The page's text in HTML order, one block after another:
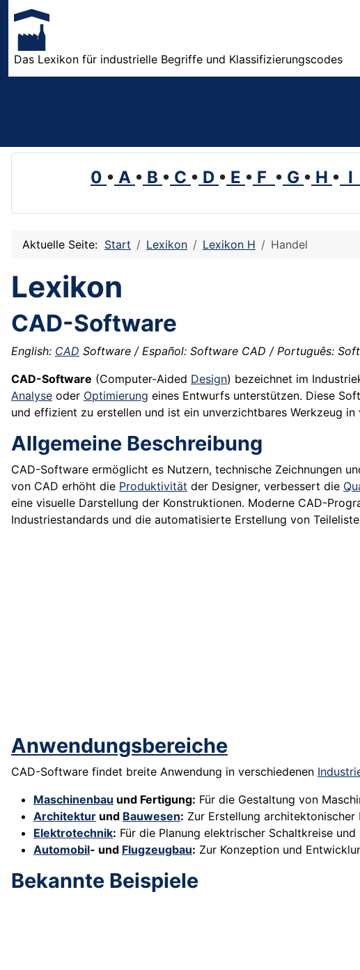
Das Lexikon für industrielle Begriffe und Klassifizierungscodes
0 • A • B • C • D • E • F • G • H • I
Aktuelle Seite: Start Lexikon Lexikon H Handel
Lexikon
CAD-Software
English: CAD Software / Español: Software CAD / Português:
CAD-Software (Computer-Aided Design) bezeichnet im
Analyse oder Optimierung eines Entwurfs unterstützen. Diese
und effizient zu erstellen und ist ein unverzichtbares Werkzeug in
Allgemeine Beschreibung
CAD-Software ermöglicht es Nutzern, technische Zeichnungen
von CAD erhöht die Produktivität der Designer, verbessert die
eine visuelle Darstellung der Konstruktionen. Moderne CAD-
Industriestandards und die automatisierte Erstellung von
Anwendungsbereiche
CAD-Software findet breite Anwendung in verschiedenen
Maschinenbau und Fertigung: Für die Gestaltung von
Architektur und Bauwesen: Zur Erstellung architektonischer
Elektrotechnik: Für die Planung elektrischer Schaltkreise und
Automobil- und Flugzeugbau: Zur Konzeption und
Bekannte Beispiele